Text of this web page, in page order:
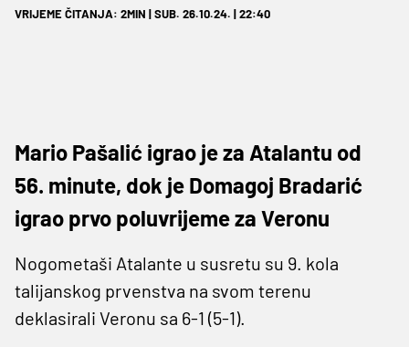
VRIJEME ČITANJA: 2MIN | SUB. 26.10.24. | 22:40
Mario Pašalić igrao je za Atalantu od
56. minute, dok je Domagoj Bradarić
igrao prvo poluvrijeme za Veronu
Nogometaši Atalante u susretu su 9. kola
talijanskog prvenstva na svom terenu
deklasirali Veronu sa 6-1 (5-1).